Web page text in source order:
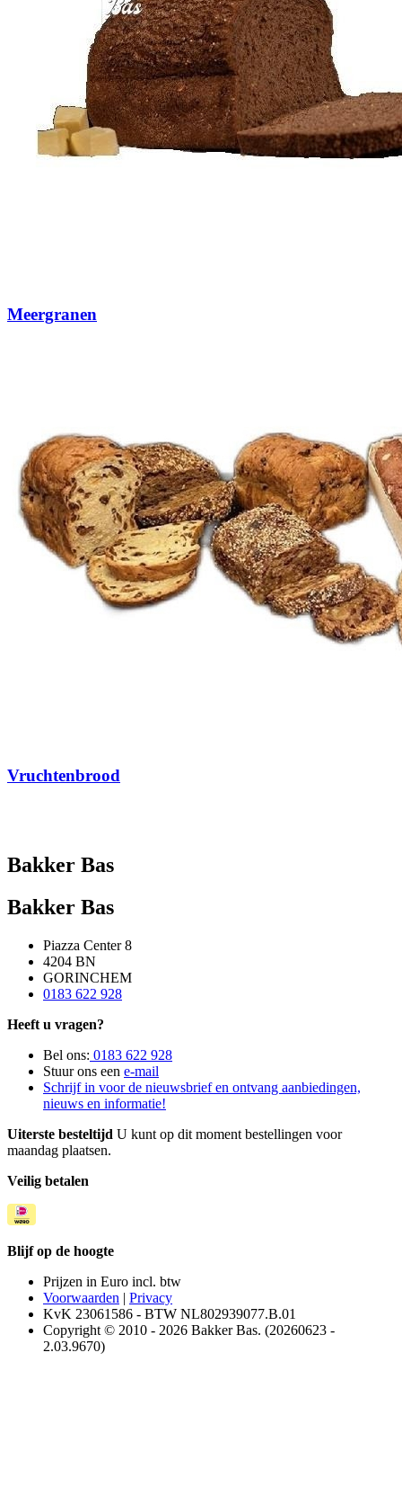
Meergranen
Vruchtenbrood
Bakker Bas
Bakker Bas
Piazza Center 8
4204 BN
GORINCHEM
0183 622 928
Heeft u vragen?
Bel ons: 0183 622 928
Stuur ons een e-mail
Schrijf in voor de nieuwsbrief en ontvang aanbiedingen,
nieuws en informatie!
Uiterste besteltijd U kunt op dit moment bestellingen voor
maandag plaatsen.
Veilig betalen
Blijf op de hoogte
Prijzen in Euro incl. btw
Voorwaarden | Privacy
KvK 23061586 - BTW NL802939077.B.01
Copyright © 2010 - 2026 Bakker Bas. (20260623 -
2.03.9670)